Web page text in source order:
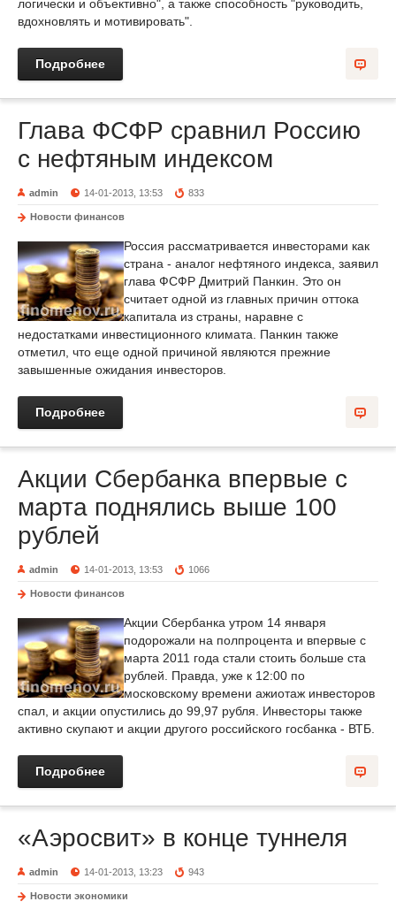
логически и объективно", а также способность "руководить,
вдохновлять и мотивировать".
Подробнее
Глава ФСФР сравнил Россию
с нефтяным индексом
admin 14-01-2013, 13:53 833
Новости финансов
Россия рассматривается инвесторами как
страна - аналог нефтяного индекса, заявил
глава ФСФР Дмитрий Панкин. Это он
считает одной из главных причин оттока
капитала из страны, наравне с
недостатками инвестиционного климата. Панкин также
отметил, что еще одной причиной являются прежние
завышенные ожидания инвесторов.
Подробнее
Акции Сбербанка впервые с
марта поднялись выше 100
рублей
admin 14-01-2013, 13:53 1066
Новости финансов
Акции Сбербанка утром 14 января
подорожали на полпроцента и впервые с
марта 2011 года стали стоить больше ста
рублей. Правда, уже к 12:00 по
московскому времени ажиотаж инвесторов
спал, и акции опустились до 99,97 рубля. Инвесторы также
активно скупают и акции другого российского госбанка - ВТБ.
Подробнее
«Аэросвит» в конце туннеля
admin 14-01-2013, 13:23 943
Новости экономики